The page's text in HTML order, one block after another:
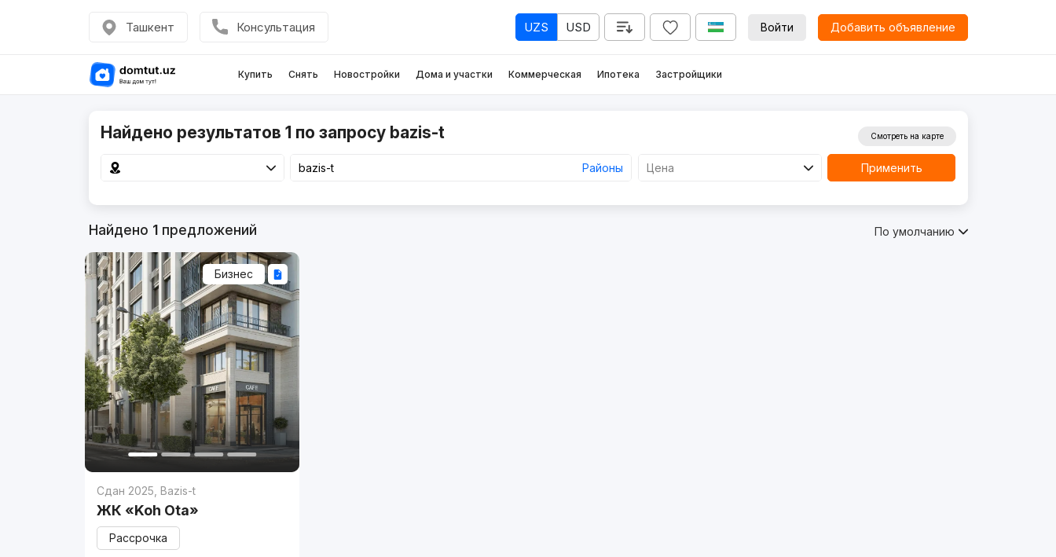
Ташкент Консультация UZS USD Войти Добавить объявление
Купить Снять Новостройки Дома и участки Коммерческая Ипотека Застройщики
Найдено результатов 1 по запросу bazis-t
Районы Цена
Смотреть на карте
Применить
Найдено 1предложений По умолчанию
Бизнес
Сдан 2025 Bazis-t
ЖК «Koh Ota»
Рассрочка